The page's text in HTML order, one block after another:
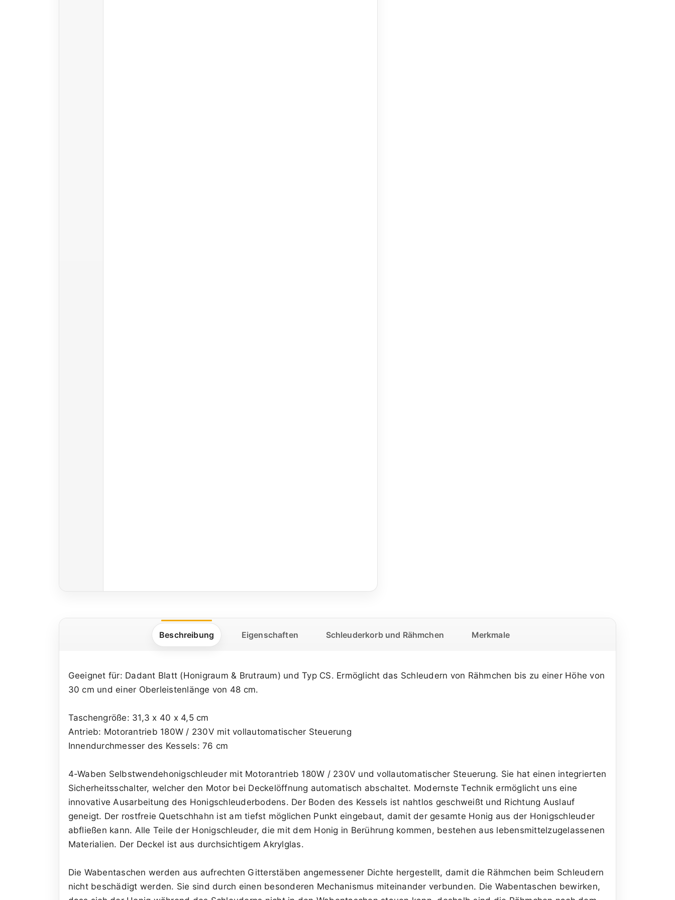
Beschreibung Eigenschaften Schleuderkorb und Rähmchen Merkmale
Geeignet für: Dadant Blatt (Honigraum & Brutraum) und Typ CS. Ermöglicht das Schleudern von Rähmchen bis zu einer Höhe von
30 cm und einer Oberleistenlänge von 48 cm.
Taschengröße: 31,3 x 40 x 4,5 cm
Antrieb: Motorantrieb 180W / 230V mit vollautomatischer Steuerung
Innendurchmesser des Kessels: 76 cm
4-Waben Selbstwendehonigschleuder mit Motorantrieb 180W / 230V und vollautomatischer Steuerung. Sie hat einen integrierten
Sicherheitsschalter, welcher den Motor bei Deckelöffnung automatisch abschaltet. Modernste Technik ermöglicht uns eine
innovative Ausarbeitung des Honigschleuderbodens. Der Boden des Kessels ist nahtlos geschweißt und Richtung Auslauf
geneigt. Der rostfreie Quetschhahn ist am tiefst möglichen Punkt eingebaut, damit der gesamte Honig aus der Honigschleuder
abfließen kann. Alle Teile der Honigschleuder, die mit dem Honig in Berührung kommen, bestehen aus lebensmittelzugelassenen
Materialien. Der Deckel ist aus durchsichtigem Akrylglas.
Die Wabentaschen werden aus aufrechten Gitterstäben angemessener Dichte hergestellt, damit die Rähmchen beim Schleudern
nicht beschädigt werden. Sie sind durch einen besonderen Mechanismus miteinander verbunden. Die Wabentaschen bewirken,